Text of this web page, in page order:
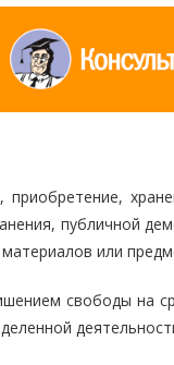
приобретение,
публичной
или
свободы на